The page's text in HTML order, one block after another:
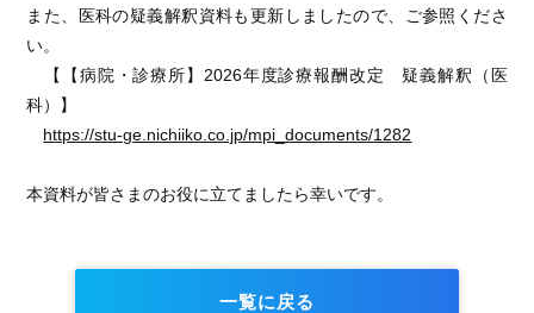
また、医科の疑義解釈資料も更新しましたので、ご参照くださ
い。
【【病院・診療所】2026年度診療報酬改定 疑義解釈（医
科）】
https://stu-ge.nichiiko.co.jp/mpi_documents/1282
本資料が皆さまのお役に立てましたら幸いです。
一覧に戻る